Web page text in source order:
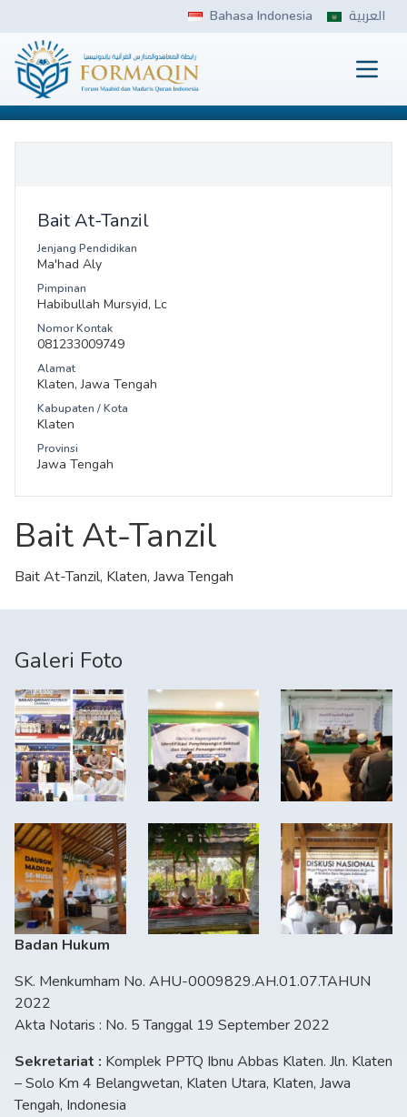
content
Bahasa Indonesia العربية
FORMAQIN
Bait At-Tanzil
Jenjang Pendidikan
Ma'had Aly
Pimpinan
Habibullah Mursyid, Lc
Nomor Kontak
081233009749
Alamat
Klaten, Jawa Tengah
Kabupaten / Kota
Klaten
Provinsi
Jawa Tengah
Bait At-Tanzil
Bait At-Tanzil, Klaten, Jawa Tengah
Galeri Foto
Badan Hukum
SK. Menkumham No. AHU-0009829.AH.01.07.TAHUN
2022
Akta Notaris : No. 5 Tanggal 19 September 2022
Sekretariat : Komplek PPTQ Ibnu Abbas Klaten. Jln. Klaten
– Solo Km 4 Belangwetan, Klaten Utara, Klaten, Jawa
Tengah, Indonesia